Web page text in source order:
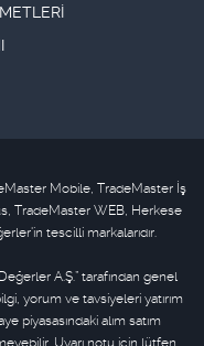
Mobile, TradeMaster İş
TradeMaster WEB, Herkese
tescilli markalarıdır.
A.Ş.” tarafından genel
yorum ve tavsiyeleri yatırım
piyasasındaki alım satım
Uyarı notu için lütfen